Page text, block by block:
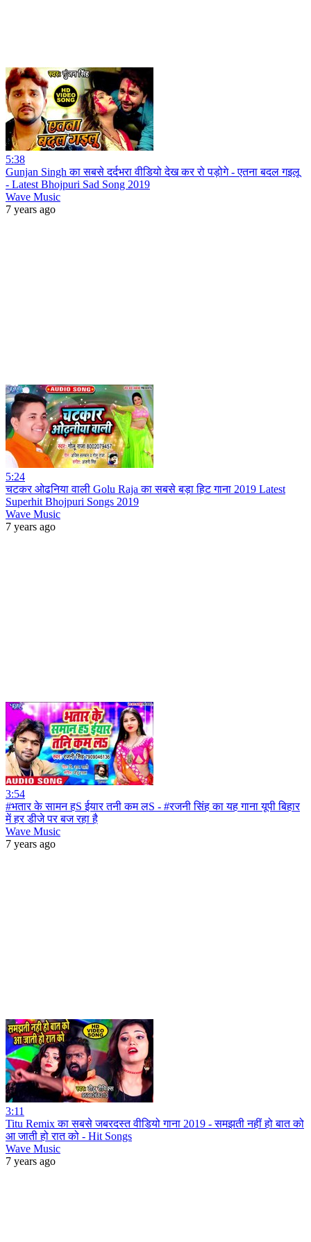
5:38
Gunjan Singh का सबसे दर्दभरा वीडियो देख कर रो पड़ोगे - एतना बदल गइलू
- Latest Bhojpuri Sad Song 2019
Wave Music
7 years ago
5:24
चटकर ओढनिया वाली Golu Raja का सबसे बड़ा हिट गाना 2019 Latest
Superhit Bhojpuri Songs 2019
Wave Music
7 years ago
3:54
#भतार के सामन हS ईयार तनी कम लS - #रजनी सिंह का यह गाना यूपी बिहार
में हर डीजे पर बज रहा है
Wave Music
7 years ago
3:11
Titu Remix का सबसे जबरदस्त वीडियो गाना 2019 - समझती नहीं हो बात को
आ जाती हो रात को - Hit Songs
Wave Music
7 years ago